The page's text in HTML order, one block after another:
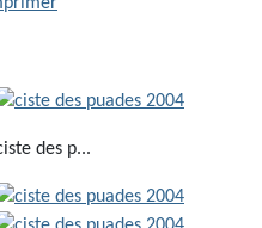
des p...